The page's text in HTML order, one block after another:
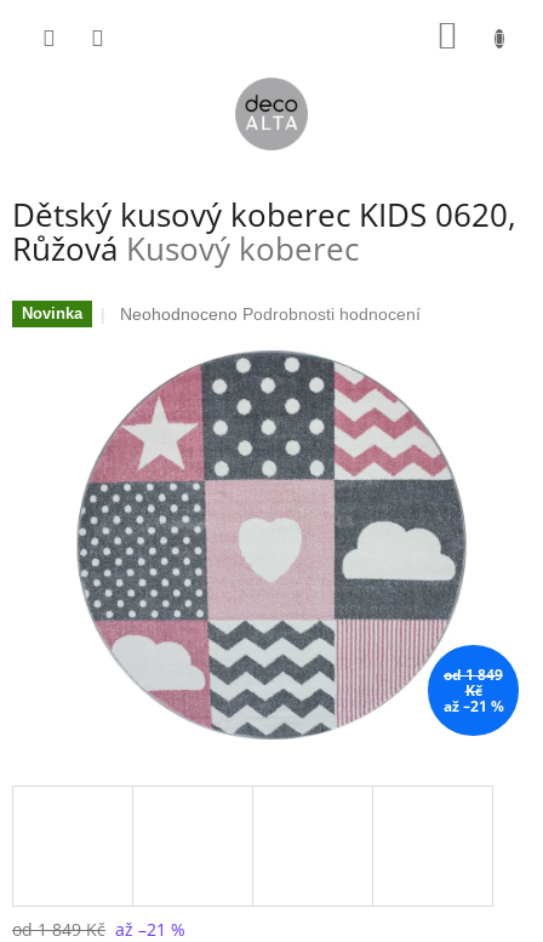
Dětský kusový koberec KIDS 0620,
Růžová Kusový koberec
Novinka
Průměrné
0,0
z
5
hvězdiček.
Neohodnoceno Podrobnosti hodnocení
od 1 849
Kč
až –21 %
od 1 849 Kč až –21 %